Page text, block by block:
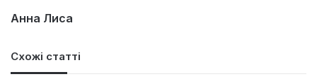
Анна Лиса
Схожі статті